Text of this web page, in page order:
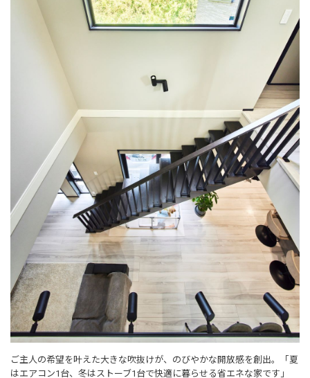
ご主人の希望を叶えた大きな吹抜けが、のびやかな開放感を創出。「夏
はエアコン1台、冬はストーブ1台で快適に暮らせる省エネな家です」